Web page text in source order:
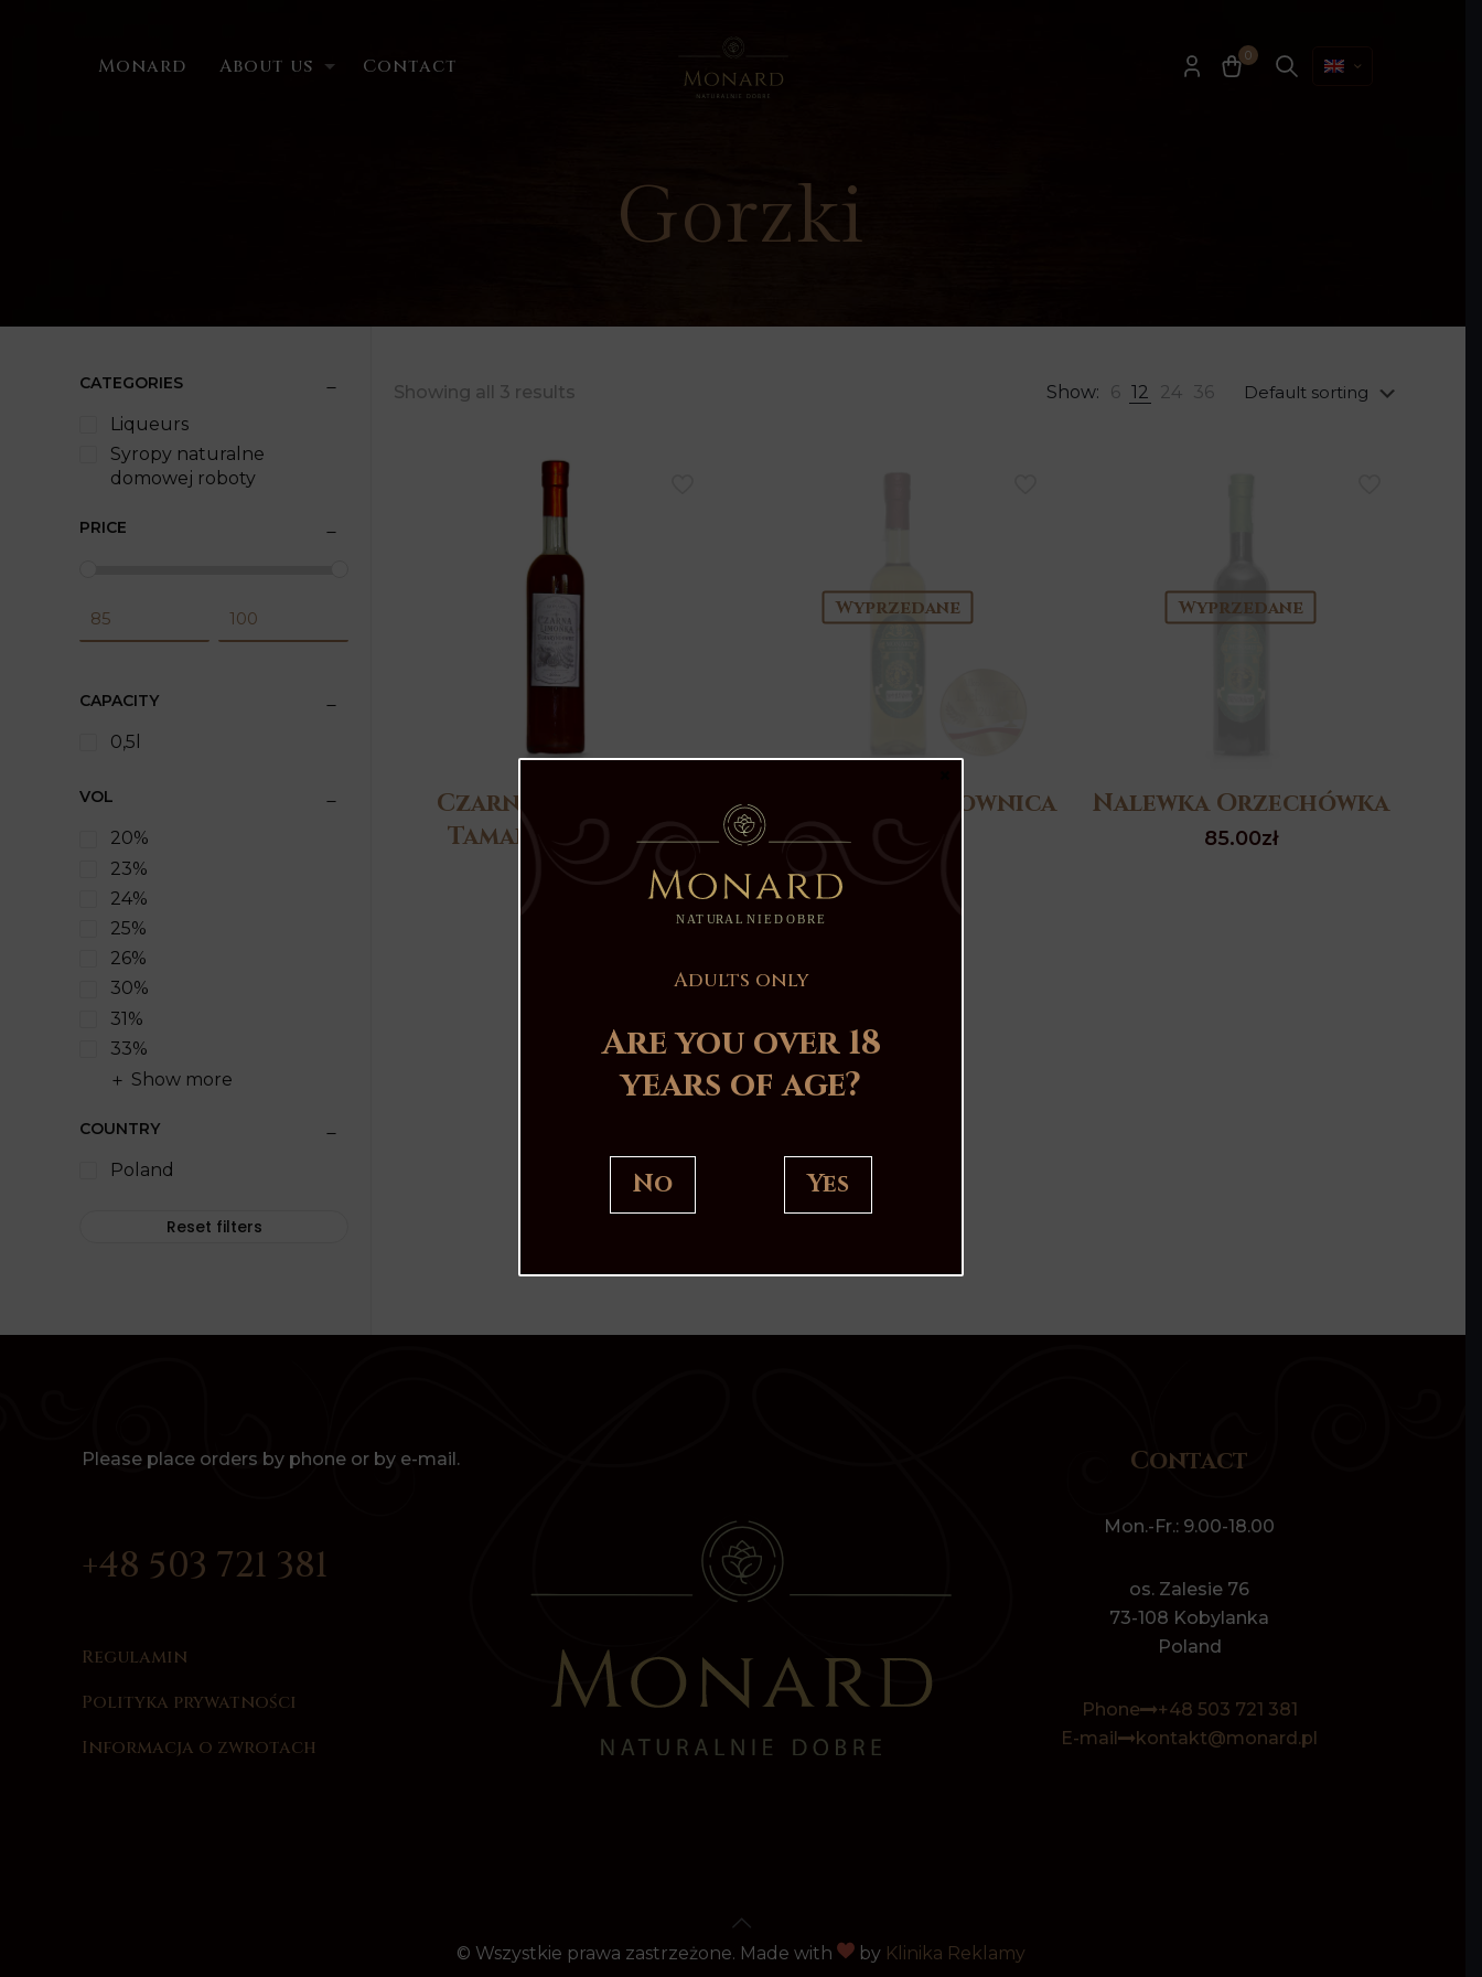
Monard About us Contact 0
Gorzki
Showing all 3 results Show: 6 12 24 36
Czarna Limonka i
Tamaryndowiec
Wyprzedane
Nalewka Chmielownica
Wyprzedane
Nalewka Orzechówka
85.00zł
CATEGORIES
Liqueurs
Syropy naturalne
domowej roboty
PRICE
CAPACITY
0,5l
VOL
20%
23%
24%
25%
26%
30%
31%
33%
Show more
COUNTRY
Poland
Reset filters
Please place orders by phone or by e-mail.
+48 503 721 381
Regulamin
Polityka prywatności
Informacja o zwrotach
Contact
Mon.-Fr.: 9.00-18.00
os. Zalesie 76
73-108 Kobylanka
Poland
Phone
+48 503 721 381
E-mail
kontakt@monard.pl
© Wszystkie prawa zastrzeżone. Made with by Klinika Reklamy
Adults only
Are you over 18
years of age?
No Yes